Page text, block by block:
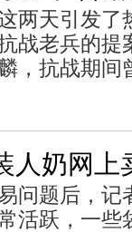
两天引发了
老兵的提
，抗战期间
人奶网上
问题后，记
活跃，一些